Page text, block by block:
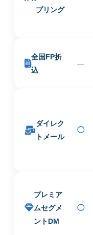
プリング
全国FP折
込
—
ダイレク
トメール
◯
プレミア
ムセグメ
ントDM
◯